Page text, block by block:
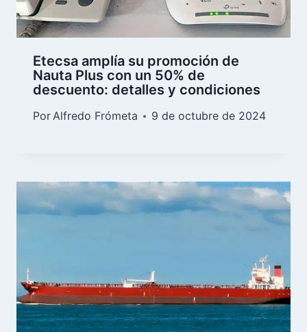
Etecsa amplía su promoción de
Nauta Plus con un 50% de
descuento: detalles y condiciones
PorAlfredo Frómeta 9 de octubre de 2024